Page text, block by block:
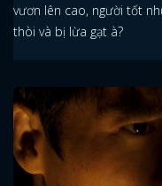
vươn lên cao, người tốt
thòi và bị lừa gạt à?